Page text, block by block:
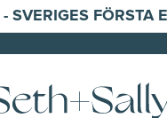
SVERIGES FÖRSTA